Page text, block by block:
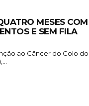
MESES COM
E SEM FILA
ao Câncer do Colo do